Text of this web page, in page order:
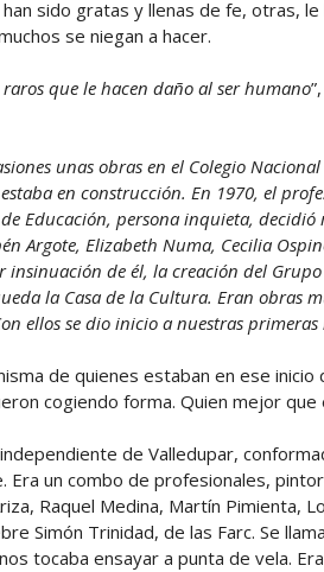
sido gratas y llenas de fe, otras, le
se niegan a hacer.
que le hacen daño al ser humano
unas obras en el Colegio
en construcción. En 1970, el
Educación, persona inquieta, decidió
Argote, Elizabeth Numa, Cecilia
de él, la creación del
la Casa de la Cultura. Eran obras
ellos se dio inicio a nuestras
de quienes estaban en ese
cogiendo forma. Quien mejor que
de Valledupar,
Era un combo de profesionales,
Raquel Medina, Martín Pimienta,
Simón Trinidad, de las Farc. Se
tocaba ensayar a punta de vela.